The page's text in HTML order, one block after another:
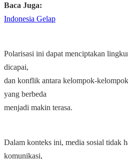
Baca Juga:
Indonesia Gelap
Polarisasi ini dapat menciptakan
dicapai,
dan konflik antara kelompok-
yang berbeda
menjadi makin terasa.
Dalam konteks ini, media sosial tidak
komunikasi,